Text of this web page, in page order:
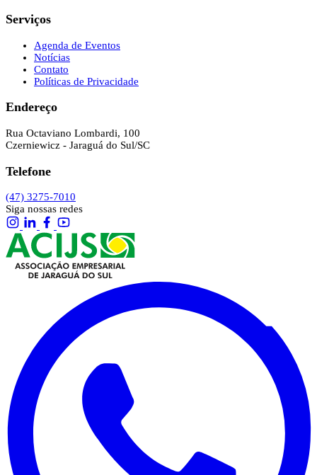
Serviços
Agenda de Eventos
Notícias
Contato
Políticas de Privacidade
Endereço
Rua Octaviano Lombardi, 100
Czerniewicz - Jaraguá do Sul/SC
Telefone
(47) 3275-7010
Siga nossas redes